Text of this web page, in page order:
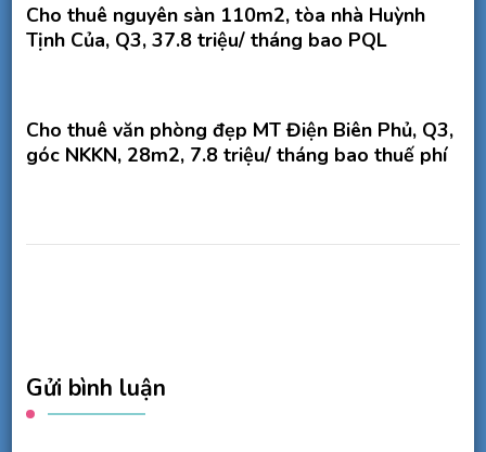
Cho thuê nguyên sàn 110m2, tòa nhà Huỳnh
Tịnh Của, Q3, 37.8 triệu/ tháng bao PQL
Cho thuê văn phòng đẹp MT Điện Biên Phủ, Q3,
góc NKKN, 28m2, 7.8 triệu/ tháng bao thuế phí
Gửi bình luận